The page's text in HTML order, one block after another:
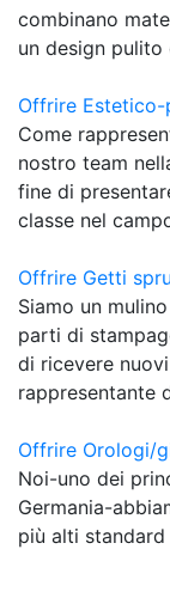
combinano
un design pulito
Offrire
Come
nostro team
fine di
classe nel
Offrire Getti
Siamo un
parti di
di ricevere
rappresentante
Offrire Orologi/
Noi-uno dei
Germania-
più alti